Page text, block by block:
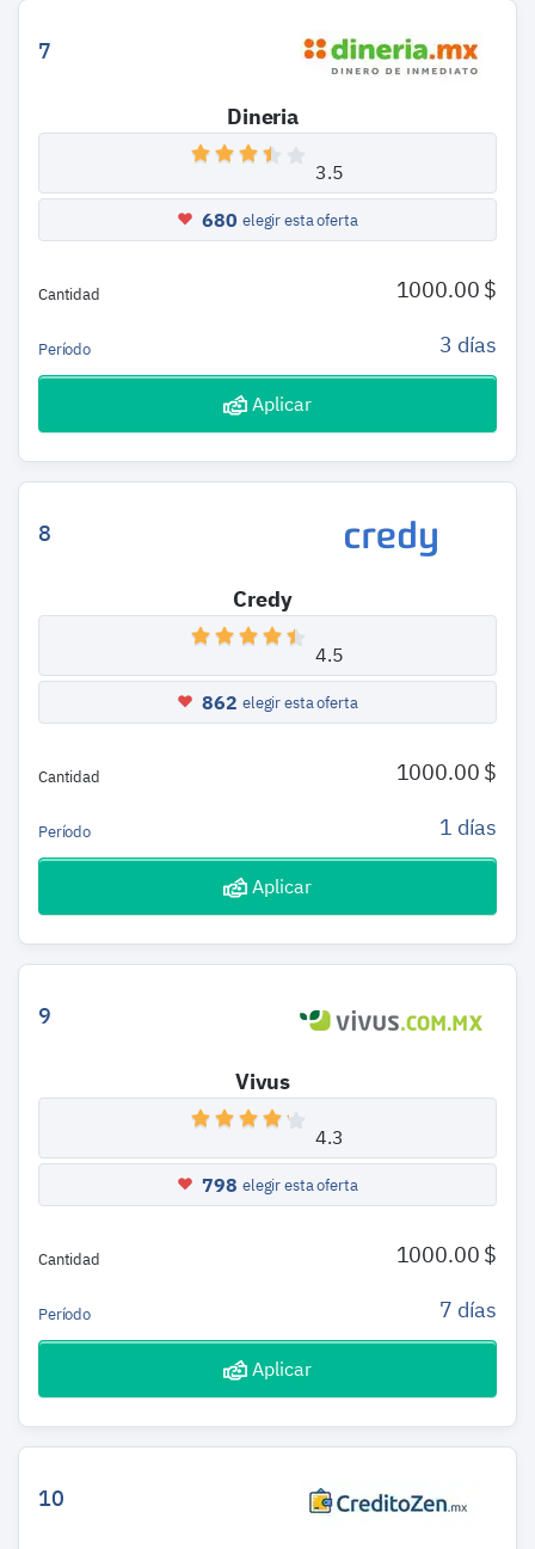
7
Dineria
3.5
680 elegir esta oferta
Cantidad 1000.00 $
Período 3 días
Aplicar
8
Credy
4.5
862 elegir esta oferta
Cantidad 1000.00 $
Período 1 días
Aplicar
9
Vivus
4.3
798 elegir esta oferta
Cantidad 1000.00 $
Período 7 días
Aplicar
10